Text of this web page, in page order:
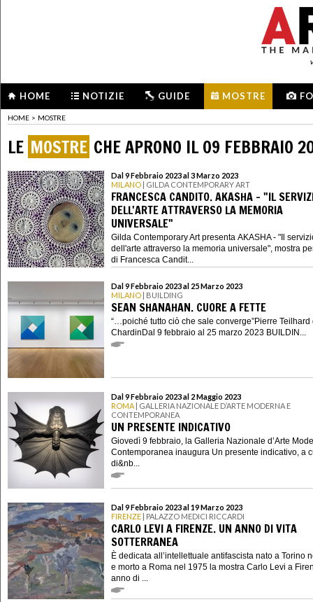
HOME NOTIZIE GUIDE MOSTRE
HOME > MOSTRE
LE MOSTRE CHE APRONO IL 09 FEBBRAIO
Dal 9 Febbraio 2023 al 3 Marzo 2023
MILANO | GILDA CONTEMPORARY ART
FRANCESCA CANDITO. AKASHA - "IL
DELL'ARTE ATTRAVERSO LA MEMORIA
UNIVERSALE"
Gilda Contemporary Art presenta AKASHA - "Il
dell'arte attraverso la memoria universale", mostra
di Francesca Candit...
Dal 9 Febbraio 2023 al 25 Marzo 2023
MILANO | BUILDING
SEAN SHANAHAN. CUORE A FETTE
“…poiché tutto ciò che sale converge”Pierre Teilhard
ChardinDal 9 febbraio al 25 marzo 2023 BUILDIN...
Dal 9 Febbraio 2023 al 2 Maggio 2023
ROMA | GALLERIA NAZIONALE D’ARTE MODERNA E
CONTEMPORANEA
UN PRESENTE INDICATIVO
Giovedì 9 febbraio, la Galleria Nazionale d’Arte
Contemporanea inaugura Un presente indicativo, a
di&nb...
Dal 9 Febbraio 2023 al 19 Marzo 2023
FIRENZE | PALAZZO MEDICI RICCARDI
CARLO LEVI A FIRENZE. UN ANNO DI VITA
SOTTERRANEA
È dedicata all’intellettuale antifascista nato a Torino
e morto a Roma nel 1975 la mostra Carlo Levi a
anno di ...